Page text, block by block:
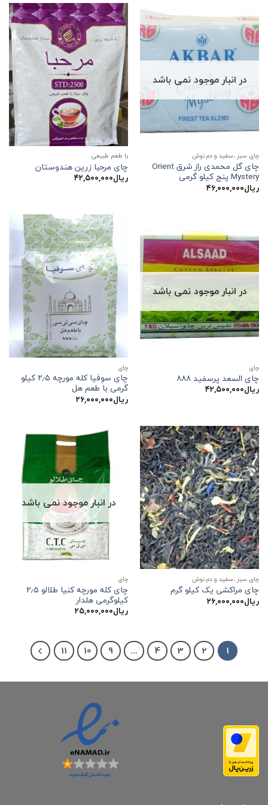
در انبار موجود نمی باشد
چای سبز ،سفید و دم نوش
چای گل محمدی راز شرق Orient
Mystery پنج کیلو گرمی
ریال۴۶,۰۰۰,۰۰۰
با طعم طبیعی
چای مرحبا زرین هندوستان
ریال۴۲,۵۰۰,۰۰۰
در انبار موجود نمی باشد
چاي
چای السعد پرسفید ۸۸۸
ریال۴۲,۵۰۰,۰۰۰
چاي
چای سوفیا کله مورچه ۲٫۵ کیلو
گرمی با طعم هل
ریال۲۶,۰۰۰,۰۰۰
چای سبز ،سفید و دم نوش
چای مراکشی یک کیلو گرم
ریال۲۶,۰۰۰,۰۰۰
در انبار موجود نمی باشد
چاي
چای کله مورچه کنیا طلالو ۲٫۵
کیلوگرمی هلدار
ریال۲۵,۰۰۰,۰۰۰
1
2
3
4
…
9
10
11